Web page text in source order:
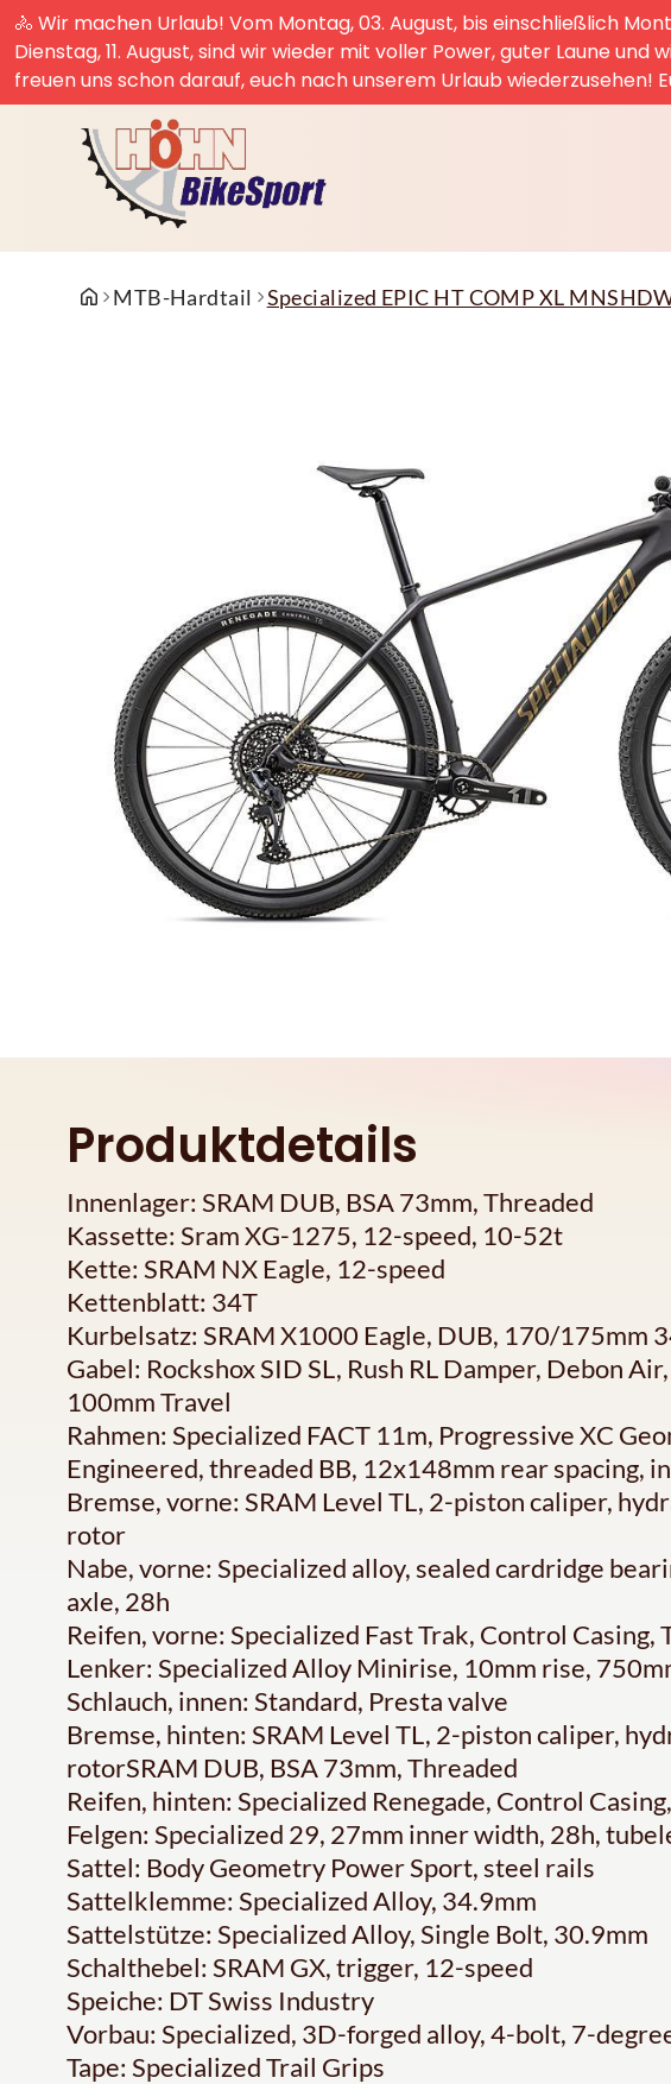
🚴 Wir machen Urlaub! Vom Montag, 03. August, bis einschließlich
Dienstag, 11. August, sind wir wieder mit voller Power, guter Laune
freuen uns schon darauf, euch nach unserem Urlaub wiederzusehen!
MTB-Hardtail Specialized EPIC HT COMP XL
Produktdetails
Innenlager: SRAM DUB, BSA 73mm, Threaded
Kassette: Sram XG-1275, 12-speed, 10-52t
Kette: SRAM NX Eagle, 12-speed
Kettenblatt: 34T
Kurbelsatz: SRAM X1000 Eagle, DUB, 170/175mm
Gabel: Rockshox SID SL, Rush RL Damper, Debon
100mm Travel
Rahmen: Specialized FACT 11m, Progressive XC
Engineered, threaded BB, 12x148mm rear spacing,
Bremse, vorne: SRAM Level TL, 2-piston caliper,
rotor
Nabe, vorne: Specialized alloy, sealed cardridge
axle, 28h
Reifen, vorne: Specialized Fast Trak, Control Casing,
Lenker: Specialized Alloy Minirise, 10mm rise,
Schlauch, innen: Standard, Presta valve
Bremse, hinten: SRAM Level TL, 2-piston caliper,
rotorSRAM DUB, BSA 73mm, Threaded
Reifen, hinten: Specialized Renegade, Control
Felgen: Specialized 29, 27mm inner width, 28h,
Sattel: Body Geometry Power Sport, steel rails
Sattelklemme: Specialized Alloy, 34.9mm
Sattelstütze: Specialized Alloy, Single Bolt, 30.9mm
Schalthebel: SRAM GX, trigger, 12-speed
Speiche: DT Swiss Industry
Vorbau: Specialized, 3D-forged alloy, 4-bolt, 7-
Tape: Specialized Trail Grips